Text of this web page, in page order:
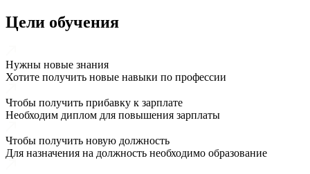
Цели обучения
Нужны новые знания
Хотите получить новые навыки по профессии
Чтобы получить прибавку к зарплате
Необходим диплом для повышения зарплаты
Чтобы получить новую должность
Для назначения на должность необходимо образование